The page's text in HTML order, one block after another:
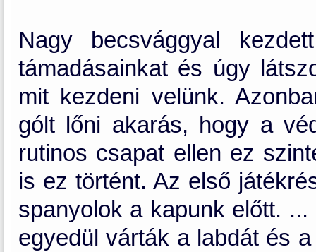
Nagy becsvággyal
támadásainkat és úgy
mit kezdeni velünk.
gólt lőni akarás, hogy a
rutinos csapat ellen ez
is ez történt. Az első
spanyolok a kapunk előtt.
egyedül várták a labdát és